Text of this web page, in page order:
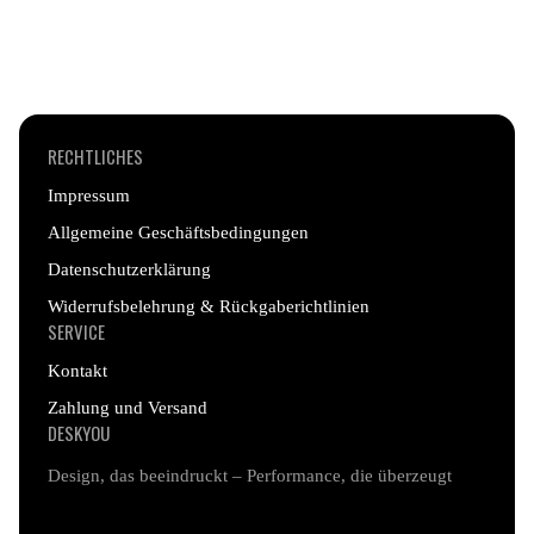
RECHTLICHES
Impressum
Allgemeine Geschäftsbedingungen
Datenschutzerklärung
Widerrufsbelehrung & Rückgaberichtlinien
SERVICE
Kontakt
Zahlung und Versand
DESKYOU
Design, das beeindruckt – Performance, die überzeugt